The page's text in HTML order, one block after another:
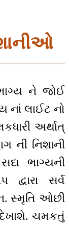
ને જોઈ
નાં લાઈટ નો
અર્થાત્
ની નિશાની
ભાગ્યની
સર્વ
સ્મૃતિ ઓછી
ચમકતું